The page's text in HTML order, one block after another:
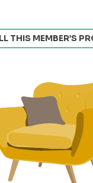
THIS MEMBER’S